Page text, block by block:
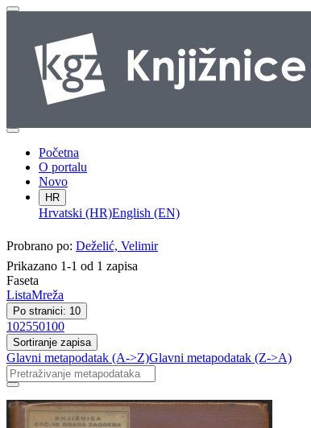
Početna
O portalu
Novo
HR
Hrvatski (HR)English (EN)
Probrano po: Deželić, Velimir
Prikazano 1-1 od 1 zapisa
Faseta
ListaMreža
Po stranici: 10
102550100
Sortiranje zapisa
Glavni metapodatak (A->Z)Glavni metapodatak (Z->A)